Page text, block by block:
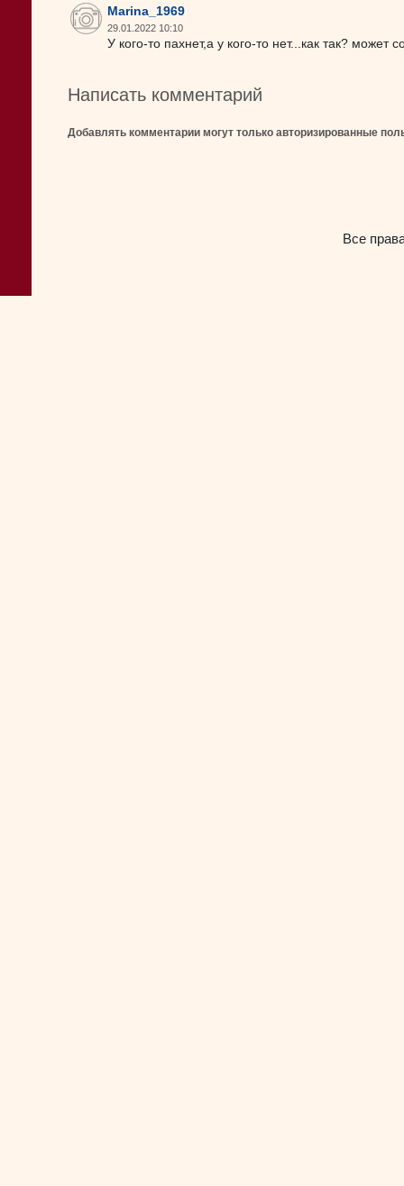
Marina_1969
29.01.2022 10:10
У кого-то пахнет,а у кого-то нет...как так? может
Написать комментарий
Добавлять комментарии могут только авторизированные
Все